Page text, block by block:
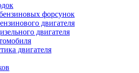
форсунок
двигателя
двигателя
двигателя